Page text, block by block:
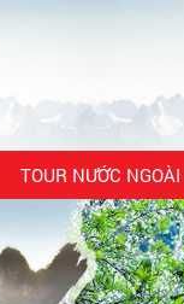
TOUR NƯỚC NGOÀI